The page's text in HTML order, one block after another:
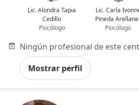
Lic. Alondra Tapia
Cedillo
Psicólogo
Lic. Carla
Pineda
Psicólogo
Mostrar perfil